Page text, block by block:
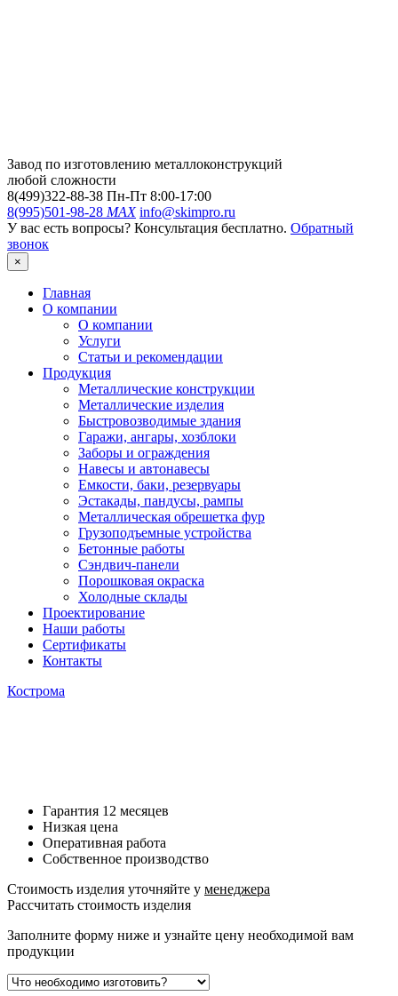
Завод по изготовлению металлоконструкций
любой сложности
8(499)322-88-38 Пн-Пт 8:00-17:00
8(995)501-98-28 MAX info@skimpro.ru
У вас есть вопросы? Консультация бесплатно. Обратный
звонок
×
Главная
О компании
О компании
Услуги
Статьи и рекомендации
Продукция
Металлические конструкции
Металлические изделия
Быстровозводимые здания
Гаражи, ангары, хозблоки
Заборы и ограждения
Навесы и автонавесы
Емкости, баки, резервуары
Эстакады, пандусы, рампы
Металлическая обрешетка фур
Грузоподъемные устройства
Бетонные работы
Сэндвич-панели
Порошковая окраска
Холодные склады
Проектирование
Наши работы
Сертификаты
Контакты
Кострома
Гарантия 12 месяцев
Низкая цена
Оперативная работа
Собственное производство
Стоимость изделия уточняйте у менеджера
Рассчитать стоимость изделия
Заполните форму ниже и узнайте цену необходимой вам
продукции